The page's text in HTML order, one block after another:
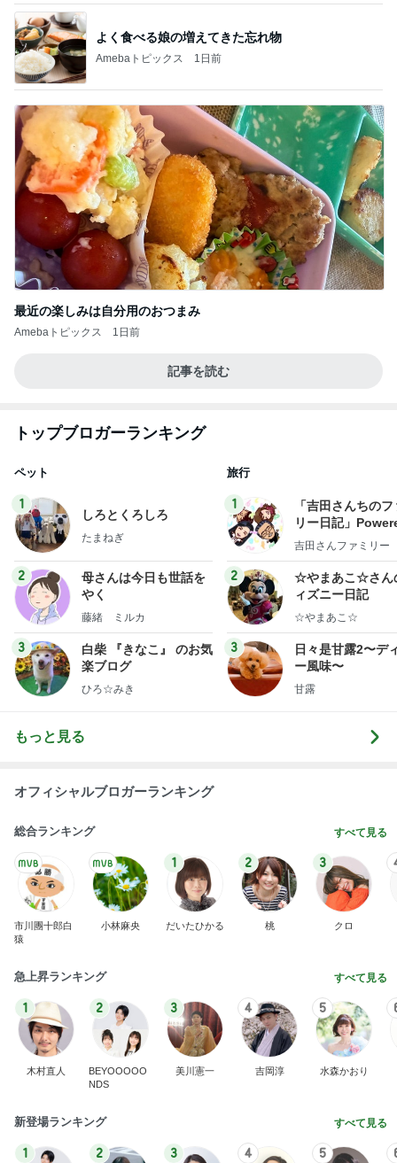
よく食べる娘の増えてきた忘れ物
Amebaトピックス 1日前
最近の楽しみは自分用のおつまみ
Amebaトピックス 1日前
記事を読む
トップブロガーランキング
ペット
1
しろとくろしろ
たまねぎ
2
母さんは今日も世話を
やく
藤緒 ミルカ
3
白柴 『きなこ』 のお気
楽ブログ
ひろ☆みき
旅行
1
「吉田さんちの
リー日記」
y Ameba 吉田さ
ログ
吉田さんファミリー
2
☆やまあこ☆さん
ィズニー日記
☆やまあこ☆
3
日々是甘露2〜デ
ー風味〜
甘露
もっと見る
オフィシャルブロガーランキング
総合ランキング すべて見る
市川團十郎白
猿
小林麻央
1
だいたひかる
2
桃
3
クロ
急上昇ランキング すべて見る
1
木村直人
2
BEYOOOOO
NDS
3
美川憲一
4
吉岡淳
5
水森かおり
新登場ランキング すべて見る
1 2 3 4 5